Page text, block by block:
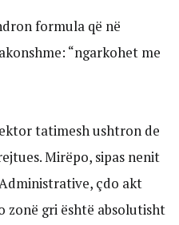
formula që në
“ngarkohet me
tatimesh ushtron de
Mirëpo, sipas nenit
çdo akt
zonë gri është absolutisht